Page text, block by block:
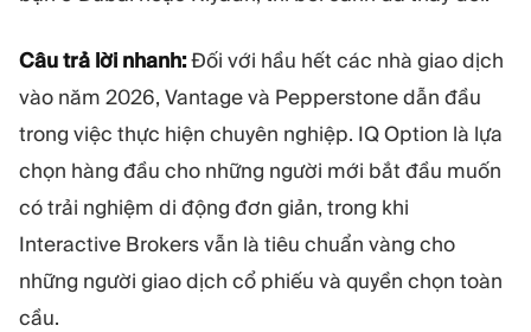
Câu trả lời nhanh:Đối với hầu hết các nhà giao dịch
vào năm 2026, Vantage và Pepperstone dẫn đầu
trong việc thực hiện chuyên nghiệp. IQ Option là lựa
chọn hàng đầu cho những người mới bắt đầu muốn
có trải nghiệm di động đơn giản, trong khi
Interactive Brokers vẫn là tiêu chuẩn vàng cho
những người giao dịch cổ phiếu và quyền chọn toàn
cầu.